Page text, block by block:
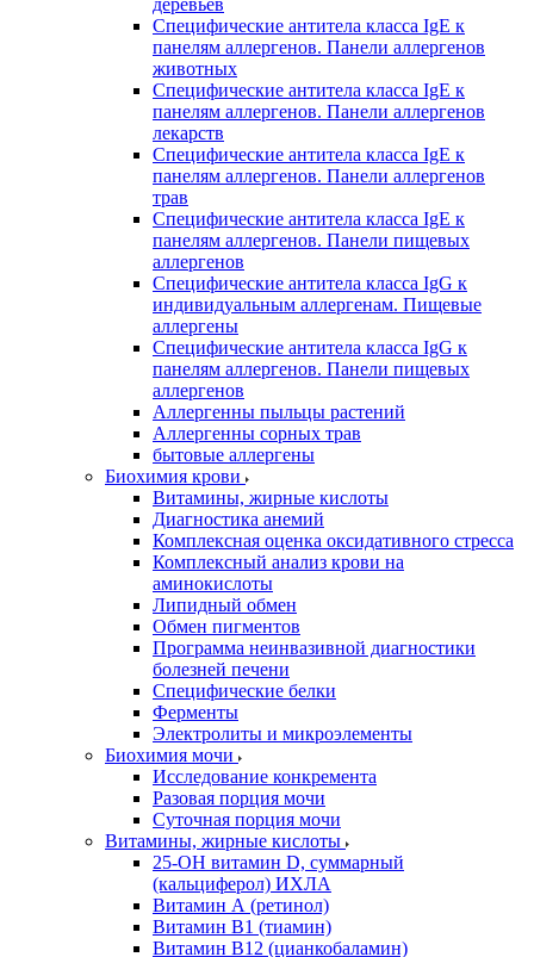
деревьев
Специфические антитела класса IgE к
панелям аллергенов. Панели аллергенов
животных
Специфические антитела класса IgE к
панелям аллергенов. Панели аллергенов
лекарств
Специфические антитела класса IgE к
панелям аллергенов. Панели аллергенов
трав
Специфические антитела класса IgE к
панелям аллергенов. Панели пищевых
аллергенов
Специфические антитела класса IgG к
индивидуальным аллергенам. Пищевые
аллергены
Специфические антитела класса IgG к
панелям аллергенов. Панели пищевых
аллергенов
Аллергенны пыльцы растений
Аллергенны сорных трав
бытовые аллергены
Биохимия крови
Витамины, жирные кислоты
Диагностика анемий
Комплексная оценка оксидативного стресса
Комплексный анализ крови на
аминокислоты
Липидный обмен
Обмен пигментов
Программа неинвазивной диагностики
болезней печени
Специфические белки
Ферменты
Электролиты и микроэлементы
Биохимия мочи
Исследование конкремента
Разовая порция мочи
Суточная порция мочи
Витамины, жирные кислоты
25-OH витамин D, суммарный
(кальциферол) ИХЛА
Витамин А (ретинол)
Витамин В1 (тиамин)
Витамин В12 (цианкобаламин)